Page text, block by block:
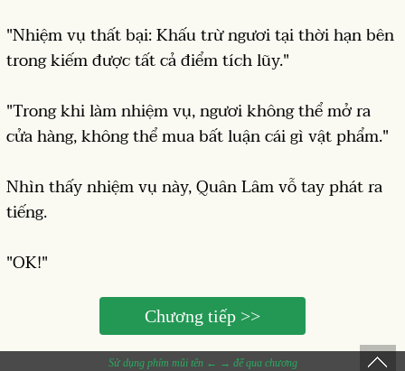
"Nhiệm vụ thất bại: Khấu trừ ngươi tại thời hạn bên
trong kiếm được tất cả điểm tích lũy."
"Trong khi làm nhiệm vụ, ngươi không thể mở ra
cửa hàng, không thể mua bất luận cái gì vật phẩm."
Nhìn thấy nhiệm vụ này, Quân Lâm vỗ tay phát ra
tiếng.
"OK!"
Chương tiếp >>
Sử dụng phím mũi tên ← → để qua chương